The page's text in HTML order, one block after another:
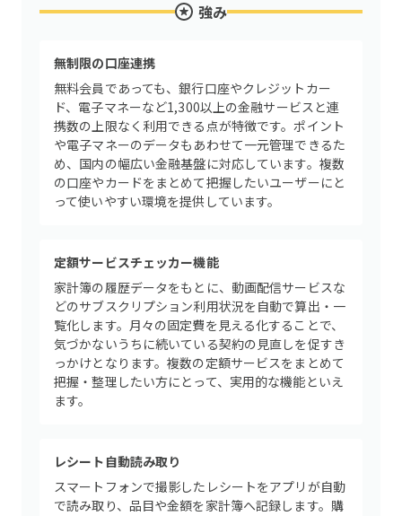
強み
無制限の口座連携
無料会員であっても、銀行口座やクレジットカー
ド、電子マネーなど1,300以上の金融サービスと連
携数の上限なく利用できる点が特徴です。ポイント
や電子マネーのデータもあわせて一元管理できるた
め、国内の幅広い金融基盤に対応しています。複数
の口座やカードをまとめて把握したいユーザーにと
って使いやすい環境を提供しています。
定額サービスチェッカー機能
家計簿の履歴データをもとに、動画配信サービスな
どのサブスクリプション利用状況を自動で算出・一
覧化します。月々の固定費を見える化することで、
気づかないうちに続いている契約の見直しを促すき
っかけとなります。複数の定額サービスをまとめて
把握・整理したい方にとって、実用的な機能といえ
ます。
レシート自動読み取り
スマートフォンで撮影したレシートをアプリが自動
で読み取り、品目や金額を家計簿へ記録します。購